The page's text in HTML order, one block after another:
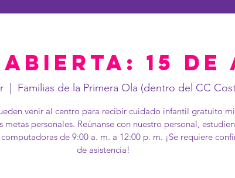
abierta: 15
  |
Familias de la Primera Ola (dentro del CC
venir al centro para recibir cuidado infantil gratuito
metas personales. Reúnanse con nuestro personal,
de 9:00 a. m. a 12:00 p. m. ¡Se requiere
de asistencia!